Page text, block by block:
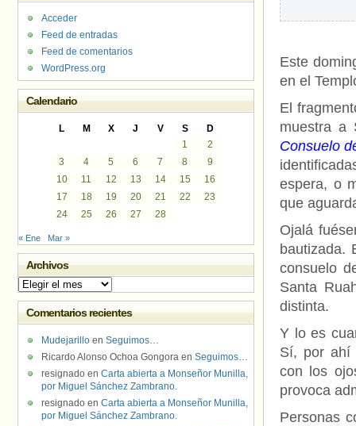
Este
en el
El
muestra a
Consuelo
espera, o
que
Ojalá
bautizada.
consuelo
Santa
distinta.
Y lo es
Sí, por ahí
con los
provoca
Personas
Acceder
Feed de entradas
Feed de comentarios
WordPress.org
Calendario
L M X J V S
D
1
2
3
4 5 6 7 8
9
10
11 12 13 14 15
16
17
18 19 20 21 22
23
24
25 26 27 28
« Ene Mar »
Archivos
Archivos
Comentarios recientes
Mudejarillo en Seguimos…
Ricardo Alonso Ochoa Gongora en Seguimos…
resignado en Carta abierta a Monseñor Munilla,
por Miguel Sánchez Zambrano.
resignado en Carta abierta a Monseñor Munilla,
por Miguel Sánchez Zambrano.